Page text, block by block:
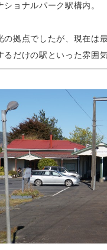
ショナルパーク駅構内。
の拠点でしたが、現在は
るだけの駅といった雰囲気